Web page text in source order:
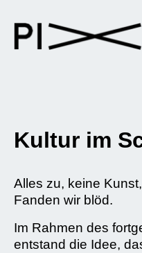
Kultur im
Alles zu, keine
Fanden wir blöd.
Im Rahmen des
entstand die Idee,